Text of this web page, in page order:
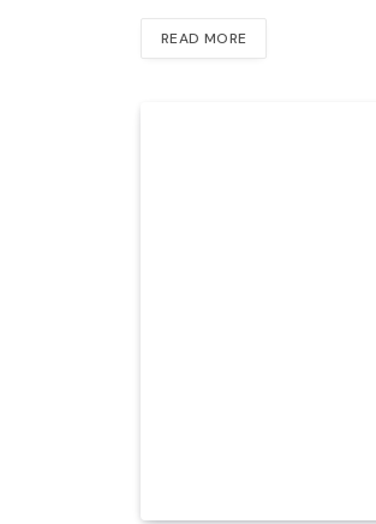
READ MORE